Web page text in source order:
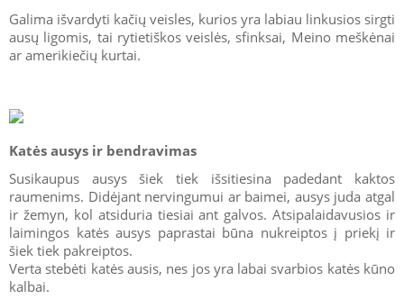
Galima išvardyti kačių veisles, kurios yra labiau linkusios sirgti
ausų ligomis, tai rytietiškos veislės, sfinksai, Meino meškėnai
ar amerikiečių kurtai.
Katės ausys ir bendravimas
Susikaupus ausys šiek tiek išsitiesina padedant kaktos
raumenims. Didėjant nervingumui ar baimei, ausys juda atgal
ir žemyn, kol atsiduria tiesiai ant galvos. Atsipalaidavusios ir
laimingos katės ausys paprastai būna nukreiptos į priekį ir
šiek tiek pakreiptos.
Verta stebėti katės ausis, nes jos yra labai svarbios katės kūno
kalbai.